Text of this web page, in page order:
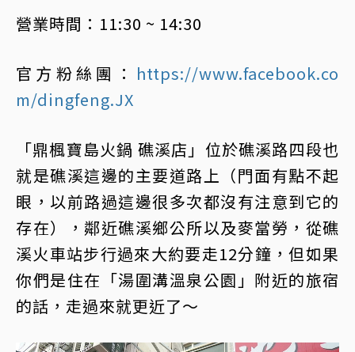
營業時間：11:30 ~ 14:30
官方粉絲團： https://www.facebook.co
m/dingfeng.JX
「鼎楓寶島火鍋 礁溪店」位於礁溪路四段也
就是礁溪這邊的主要道路上（門面有點不起
眼，以前路過這邊很多次都沒有注意到它的
存在），鄰近礁溪鄉公所以及麥當勞，從礁
溪火車站步行過來大約要走12分鐘，但如果
你們是住在「湯圍溝溫泉公園」附近的旅宿
的話，走過來就更近了～